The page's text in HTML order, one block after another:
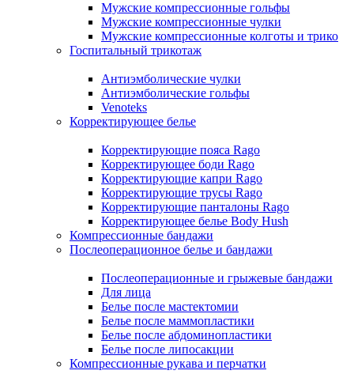
Мужские компрессионные гольфы
Мужские компрессионные чулки
Мужские компрессионные колготы и трико
Госпитальный трикотаж
Антиэмболические чулки
Антиэмболические гольфы
Venoteks
Корректирующее белье
Корректирующие пояса Rago
Корректирующее боди Rago
Корректирующие капри Rago
Корректирующие трусы Rago
Корректирующие панталоны Rago
Корректирующее белье Body Hush
Компрессионные бандажи
Послеоперационное белье и бандажи
Послеоперационные и грыжевые бандажи
Для лица
Белье после мастектомии
Белье после маммопластики
Белье после абдоминопластики
Белье после липосакции
Компрессионные рукава и перчатки